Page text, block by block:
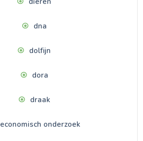
dna
dolfijn
dora
draak
economisch onderzoek